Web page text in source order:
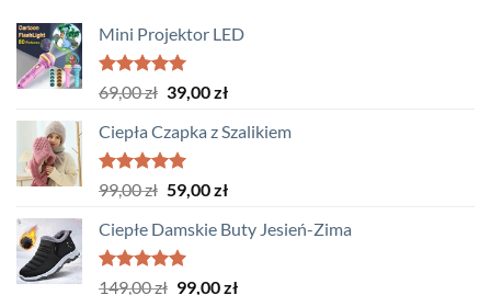
Mini Projektor LED
Oceniono
5.00
69,00zł Pierwotna
wynosiła:
69,00 zł.
39,00złAktualna
wynosi:
Ciepła Czapka z Szalikiem
Oceniono
5.00
99,00zł Pierwotna
wynosiła:
99,00 zł.
59,00złAktualna
wynosi:
Ciepłe Damskie Buty Jesień-Zima
Oceniono
149,00zł Pierwotna
99,00złAktualna